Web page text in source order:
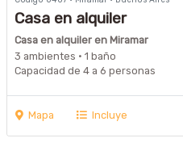
Casa en alquiler
Casa en alquiler en Miramar
3 ambientes · 1 baño
Capacidad de 4 a 6 personas
Mapa Incluye